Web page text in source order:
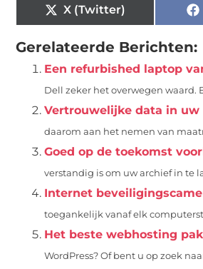
X (Twitter)
Gerelateerde Berichten:
Een refurbished laptop
Dell zeker het overwegen waard.
Vertrouwelijke data in uw
daarom aan het nemen van
Goed op de toekomst
verstandig is om uw archief in te
Internet
toegankelijk vanaf elk
Het beste webhosting
WordPress? Of bent u op zoek